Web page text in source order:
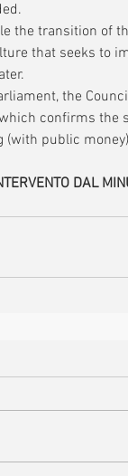
the transition of
that seeks to
the
confirms the
public
DAL